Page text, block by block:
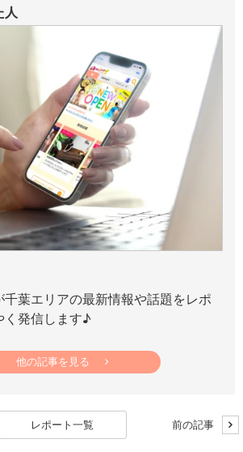
人
千葉エリアの最新情報や話題をレポ
く発信します♪
他の記事を見る
レポート一覧 前の記事